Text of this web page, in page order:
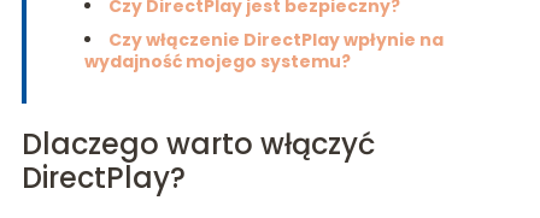
Czy DirectPlay jest bezpieczny?
Czy włączenie DirectPlay wpłynie na
wydajność mojego systemu?
Dlaczego warto włączyć
DirectPlay?